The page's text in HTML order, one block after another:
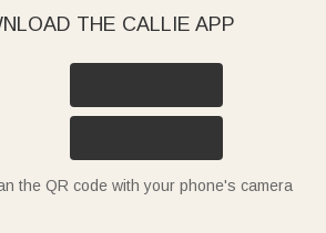
THE CALLIE APP
the QR code with your phone's camera